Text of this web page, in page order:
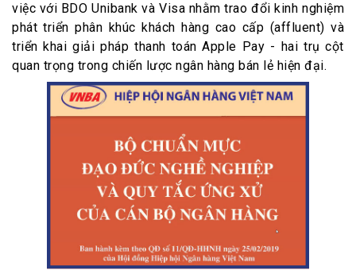
việc với BDO Unibank và Visa nhằm trao đổi kinh nghiệm
phát triển phân khúc khách hàng cao cấp (affluent) và
triển khai giải pháp thanh toán Apple Pay - hai trụ cột
quan trọng trong chiến lược ngân hàng bán lẻ hiện đại.